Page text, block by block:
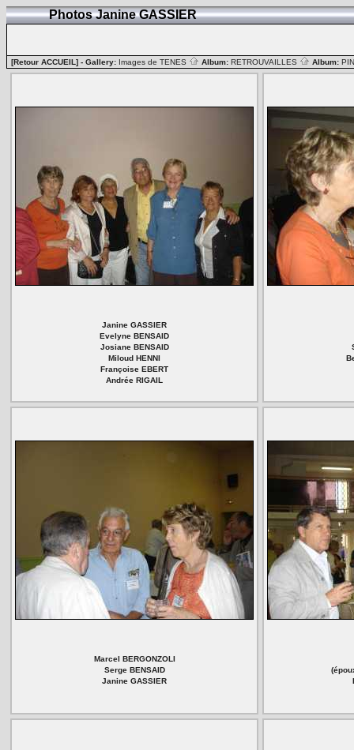
Photos Janine GASSIER
[Retour ACCUEIL] - Gallery: Images de TENES Album: RETROUVAILLES Album:
Janine GASSIER
Evelyne BENSAID
Josiane BENSAID
Miloud HENNI
Françoise EBERT
Andrée RIGAIL
Marcel BERGONZOLI
Serge BENSAID
Janine GASSIER